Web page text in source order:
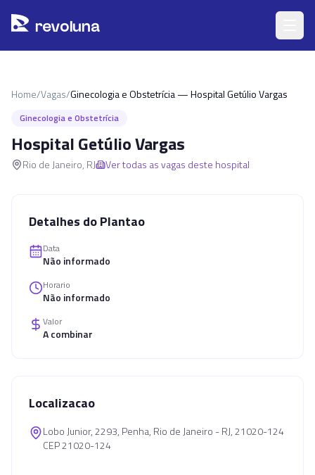
revoluna
Home/Vagas/Ginecologia e Obstetrícia — Hospital Getúlio Vargas
Ginecologia e Obstetrícia
Hospital Getúlio Vargas
Rio de Janeiro, RJ Ver todas as vagas deste hospital
Detalhes do Plantao
Data
Não informado
Horario
Não informado
Valor
A combinar
Localizacao
Lobo Junior, 2293, Penha, Rio de Janeiro - RJ, 21020-124
CEP 21020-124